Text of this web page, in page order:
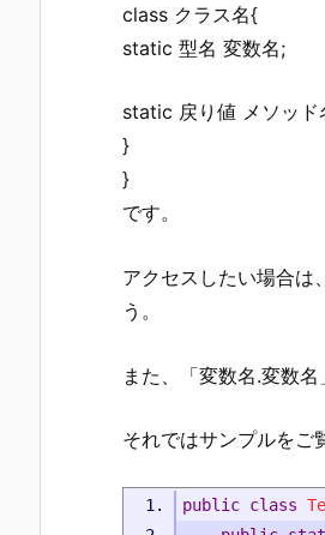
class クラス名{
static 型名 変数名;
static 戻り値 メソッド
}
}
です。
アクセスしたい場合は
う。
また、「変数名.変数
それではサンプルをご
public class